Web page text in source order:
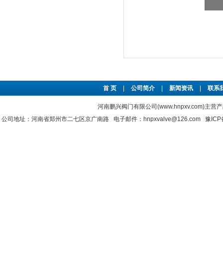
首 页 公司简介 新闻资讯 联系
河南鹏兴阀门有限公司(www.hnpxv.com)主营
公司地址：河南省郑州市二七区京广南路 电子邮件：hnpxvalve@126.com 豫ICP